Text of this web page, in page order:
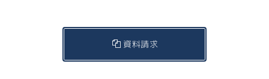
資料請求